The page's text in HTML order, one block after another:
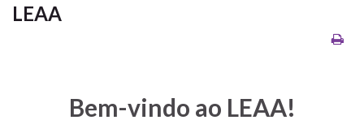
LEAA
Bem-vindo ao LEAA!